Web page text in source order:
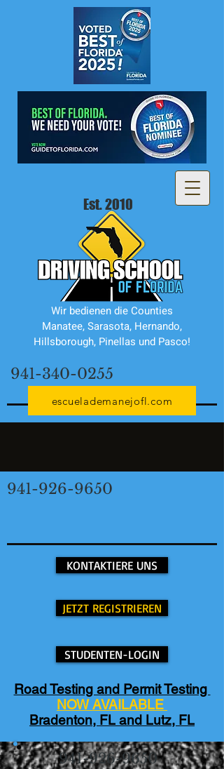
Wir bedienen die Counties
Manatee, Sarasota, Hernando,
Hillsborough, Pinellas und Pasco!
941-340-0255
Est. 2010
escuelademanejofl.com
941-926-9650
KONTAKTIERE UNS
JETZT REGISTRIEREN
STUDENTEN-LOGIN
Road Testing and Permit Testing
NOW AVAILABLE
Bradenton, FL and Lutz, FL
941-926-9650